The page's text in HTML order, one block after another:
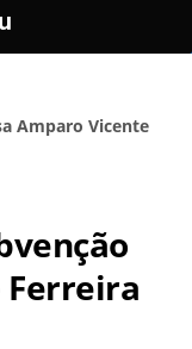
Amparo Vicente
Ferreira